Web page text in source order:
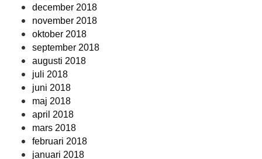
december 2018
november 2018
oktober 2018
september 2018
augusti 2018
juli 2018
juni 2018
maj 2018
april 2018
mars 2018
februari 2018
januari 2018